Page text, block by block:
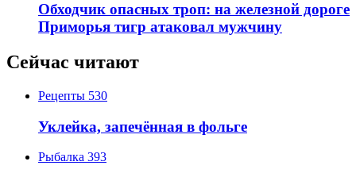
Обходчик опасных троп: на железной дороге
Приморья тигр атаковал мужчину
Сейчас читают
Рецепты 530
Уклейка, запечённая в фольге
Рыбалка 393